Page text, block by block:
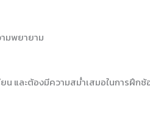
ามพยายาม
น และต้องมีความสม่ำเสมอในการฝึกซ้